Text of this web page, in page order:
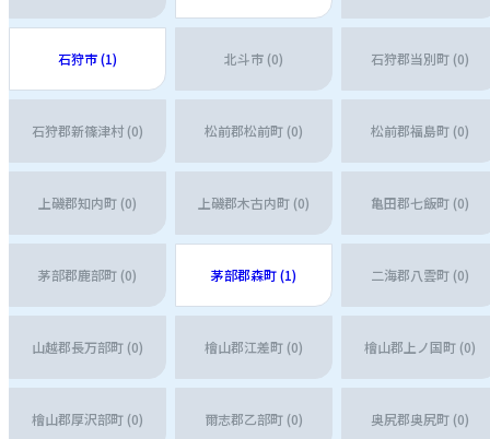
石狩市 (1) 北斗市 (0) 石狩郡当別町 (0)
石狩郡新篠津村 (0) 松前郡松前町 (0) 松前郡福島町 (0)
上磯郡知内町 (0) 上磯郡木古内町 (0) 亀田郡七飯町 (0)
茅部郡鹿部町 (0) 茅部郡森町 (1) 二海郡八雲町 (0)
山越郡長万部町 (0) 檜山郡江差町 (0) 檜山郡上ノ国町 (0)
檜山郡厚沢部町 (0) 爾志郡乙部町 (0) 奥尻郡奥尻町 (0)